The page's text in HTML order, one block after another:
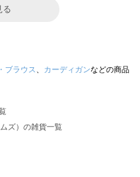
る
ブラウス カーディガンなどの商品
ズ）の雑貨一覧
サモスモス）の雑貨一覧